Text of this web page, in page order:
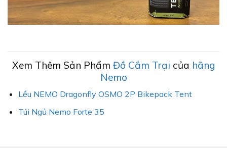
Xem Thêm Sản Phẩm Đồ Cắm Trại của hãng
Nemo
Lều NEMO Dragonfly OSMO 2P Bikepack Tent
Túi Ngủ Nemo Forte 35